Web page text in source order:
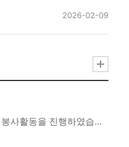
2026-02-09
경기도 동두천 라파엘크리닉에서 뜻깊은 봉사활동을 진행하였습니다.전 경기도 복지이사이신 노근섭 선생님과 함께하며 더욱 보람 있는 하루를 보낼 수 있었습니다.비가 오는 날씨에도 불구하고 먼 길을 마다하지 않고 동두천까지 찾아와 주신따뜻한 마음에 다시 한번 깊이 감사드립니다.한때 김구식 전 회장님과 노근섭 전 복지이사님 시절에 봉사활동이 가장 활발하게 이루어졌던 기억이 있습니다.이번에도 다시 동두천 라파엘크리닉 봉사활동에 관심과 애정을 가져주신김구식 전 회장님과 노근섭 전 이사님께 진심으로 감사의 말씀을 드립니다.앞으로도 물리치료사의 가치를 더욱 높일 수 있는 봉사활동에많은 일반 회원님들의 관심과 참여를 부탁드리겠습니다.감사합니다.